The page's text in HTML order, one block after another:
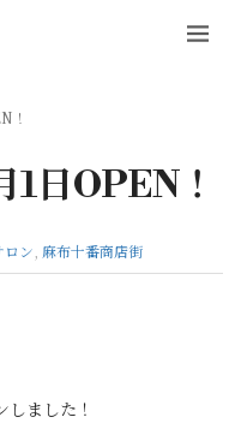
！
日OPEN！
ロン 麻布十番商店街
ました！